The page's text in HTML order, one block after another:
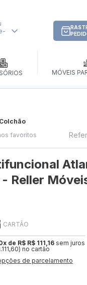
MÓVEIS
favoritos
Reller
CARTÃO
de R$ R$ 111,16sem juros
no cartão
de parcelamento